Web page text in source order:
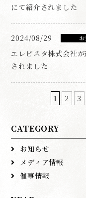
にて紹介されました
2024/08/29
エレビスタ株式会社
されました
1 2 3
CATEGORY
お知らせ
メディア情報
催事情報